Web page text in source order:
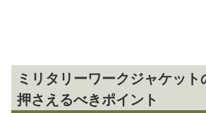
ミリタリーワークジャケッ
押さえるべきポイント